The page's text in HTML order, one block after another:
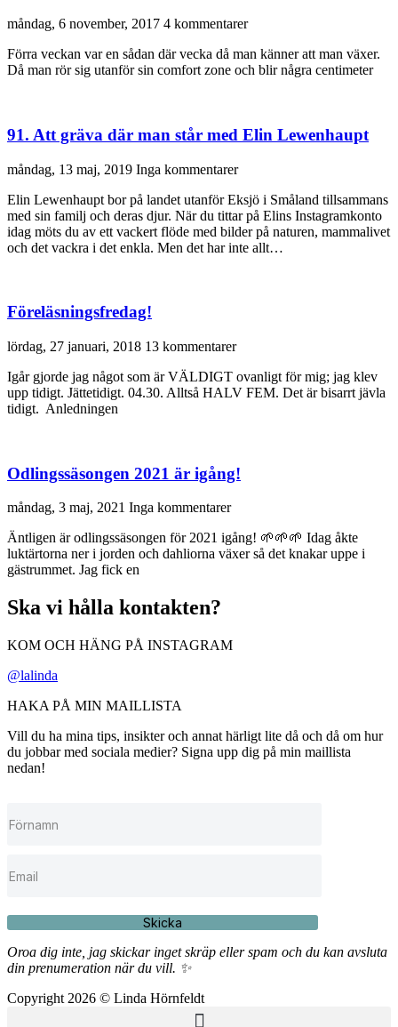
måndag, 6 november, 2017 4 kommentarer
Förra veckan var en sådan där vecka då man känner att man växer.
Då man rör sig utanför sin comfort zone och blir några centimeter
91. Att gräva där man står med Elin Lewenhaupt
måndag, 13 maj, 2019 Inga kommentarer
Elin Lewenhaupt bor på landet utanför Eksjö i Småland tillsammans
med sin familj och deras djur. När du tittar på Elins Instagramkonto
idag möts du av ett vackert flöde med bilder på naturen, mammalivet
och det vackra i det enkla. Men det har inte allt…
Föreläsningsfredag!
lördag, 27 januari, 2018 13 kommentarer
Igår gjorde jag något som är VÄLDIGT ovanligt för mig; jag klev
upp tidigt. Jättetidigt. 04.30. Alltså HALV FEM. Det är bisarrt jävla
tidigt. Anledningen
Odlingssäsongen 2021 är igång!
måndag, 3 maj, 2021 Inga kommentarer
Äntligen är odlingssäsongen för 2021 igång! 🌱🌱🌱 Idag åkte
luktärtorna ner i jorden och dahliorna växer så det knakar uppe i
gästrummet. Jag fick en
Ska vi hålla kontakten?
KOM OCH HÄNG PÅ INSTAGRAM
@lalinda
HAKA PÅ MIN MAILLISTA
Vill du ha mina tips, insikter och annat härligt lite då och då om hur
du jobbar med sociala medier? Signa upp dig på min maillista
nedan!
Skicka
Oroa dig inte, jag skickar inget skräp eller spam och du kan avsluta
din prenumeration när du vill. ✨
Copyright 2026 © Linda Hörnfeldt